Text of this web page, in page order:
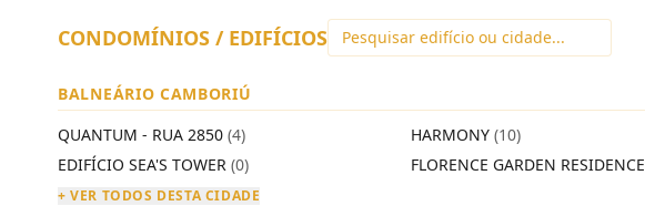
CONDOMÍNIOS / EDIFÍCIOS
BALNEÁRIO CAMBORIÚ
QUANTUM - RUA 2850 (4) HARMONY (10)
EDIFÍCIO SEA'S TOWER (0) FLORENCE GARDEN RESIDENCE
+ VER TODOS DESTA CIDADE